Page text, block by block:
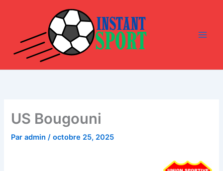
US Bougouni
Paradmin/octobre 25, 2025